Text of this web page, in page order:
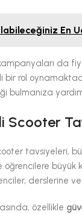
En
da
rol
bulmanıza
Scooter
tavsiyeleri,
büyük
derslerine
özellikle